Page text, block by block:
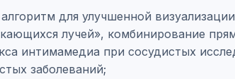
для улучшенной
лучей», комбинирование
интимамедиа при сосудистых
заболеваний;